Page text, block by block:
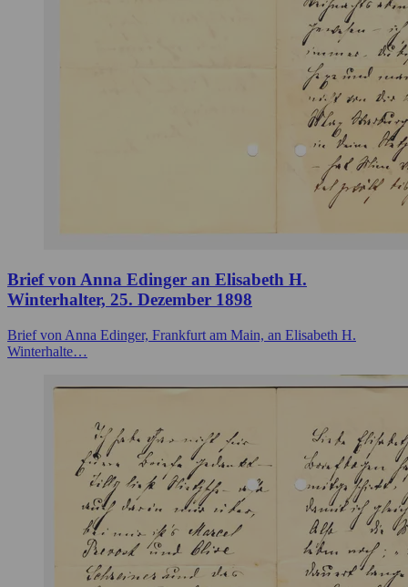
Brief von Anna Edinger an Elisabeth H.
Winterhalter, 25. Dezember 1898
Brief von Anna Edinger, Frankfurt am Main, an Elisabeth H.
Winterhalte…